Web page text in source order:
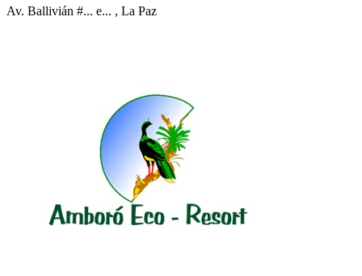
Av. Ballivián #... e... , La Paz